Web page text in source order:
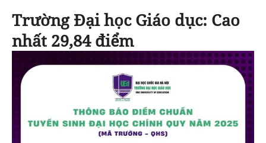
Trường Đại học Giáo dục: Cao
nhất 29,84 điểm